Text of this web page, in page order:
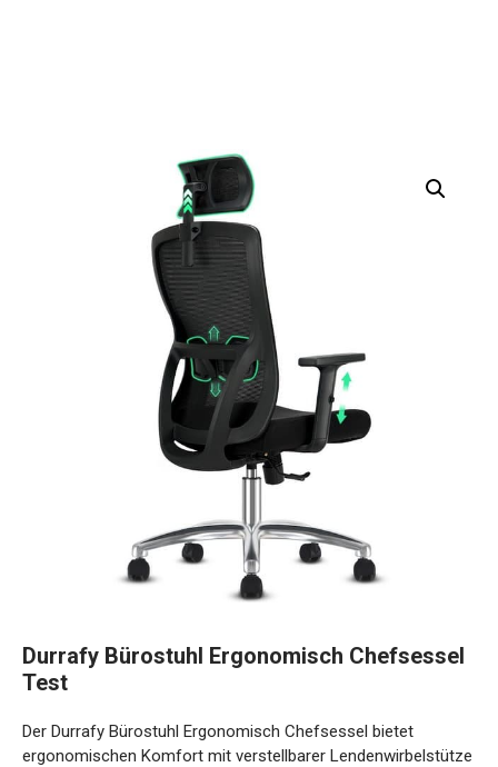
Durrafy Bürostuhl Ergonomisch Chefsessel
Test
Der Durrafy Bürostuhl Ergonomisch Chefsessel bietet
ergonomischen Komfort mit verstellbarer Lendenwirbelstütze